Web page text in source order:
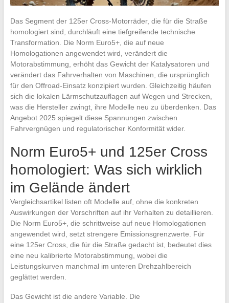
Das Segment der 125er Cross-Motorräder, die für die Straße
homologiert sind, durchläuft eine tiefgreifende technische
Transformation. Die Norm Euro5+, die auf neue
Homologationen angewendet wird, verändert die
Motorabstimmung, erhöht das Gewicht der Katalysatoren und
verändert das Fahrverhalten von Maschinen, die ursprünglich
für den Offroad-Einsatz konzipiert wurden. Gleichzeitig häufen
sich die lokalen Lärmschutzauflagen auf Wegen und Strecken,
was die Hersteller zwingt, ihre Modelle neu zu überdenken. Das
Angebot 2025 spiegelt diese Spannungen zwischen
Fahrvergnügen und regulatorischer Konformität wider.
Norm Euro5+ und 125er Cross
homologiert: Was sich wirklich
im Gelände ändert
Vergleichsartikel listen oft Modelle auf, ohne die konkreten
Auswirkungen der Vorschriften auf ihr Verhalten zu detaillieren.
Die Norm Euro5+, die schrittweise auf neue Homologationen
angewendet wird, setzt strengere Emissionsgrenzwerte. Für
eine 125er Cross, die für die Straße gedacht ist, bedeutet dies
eine neu kalibrierte Motorabstimmung, wobei die
Leistungskurven manchmal im unteren Drehzahlbereich
geglättet werden.
Das Gewicht ist die andere Variable. Die